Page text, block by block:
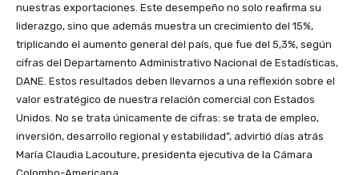
nuestras exportaciones. Este desempeño no solo reafirma su
liderazgo, sino que además muestra un crecimiento del 15%,
triplicando el aumento general del país, que fue del 5,3%, según
cifras del Departamento Administrativo Nacional de Estadísticas,
DANE. Estos resultados deben llevarnos a una reflexión sobre el
valor estratégico de nuestra relación comercial con Estados
Unidos. No se trata únicamente de cifras: se trata de empleo,
inversión, desarrollo regional y estabilidad”, advirtió días atrás
María Claudia Lacouture, presidenta ejecutiva de la Cámara